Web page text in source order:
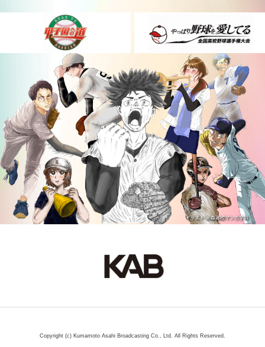
Copyright (c) Kumamoto Asahi Broadcasting Co., Ltd. All Rights Reserved.